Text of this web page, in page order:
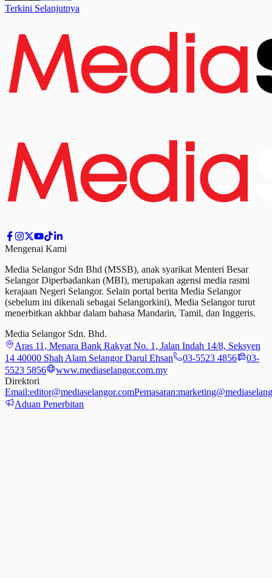
Terkini Selanjutnya
Mengenai Kami
Media Selangor Sdn Bhd (MSSB), anak syarikat Menteri Besar
Selangor Diperbadankan (MBI), merupakan agensi media rasmi
kerajaan Negeri Selangor. Selain portal berita Media Selangor
(sebelum ini dikenali sebagai Selangorkini), Media Selangor turut
menerbitkan akhbar dalam bahasa Mandarin, Tamil, dan Inggeris.
Media Selangor Sdn. Bhd.
Aras 11, Menara Bank Rakyat No. 1, Jalan Indah 14/8, Seksyen
14 40000 Shah Alam Selangor Darul Ehsan
03-5523 4856
03-
5523 5856
www.mediaselangor.com.my
Direktori
Email:editor@mediaselangor.comPemasaran:
Aduan Penerbitan